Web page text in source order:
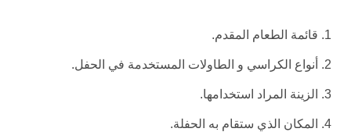
قائمة الطعام المقدم.
أنواع الكراسي و الطاولات المستخدمة في الحفل.
الزينة المراد استخدامها.
المكان الذي ستقام به الحفلة.